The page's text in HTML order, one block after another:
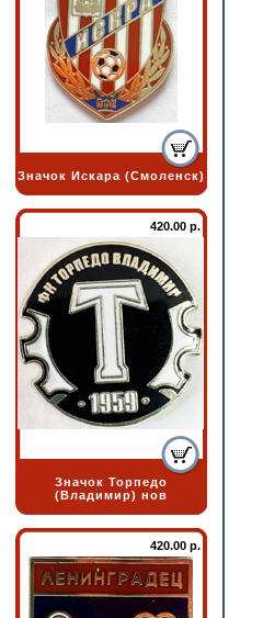
Значок Искара (Смоленск)
420.00 р.
Значок Торпедо
(Владимир) нов
420.00 р.